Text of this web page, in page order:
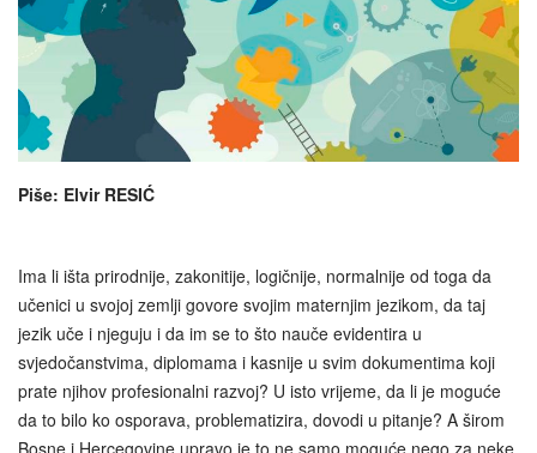
Piše: Elvir RESIĆ
Ima li išta prirodnije, zakonitije, logičnije, normalnije od toga da
učenici u svojoj zemlji govore svojim maternjim jezikom, da taj
jezik uče i njeguju i da im se to što nauče evidentira u
svjedočanstvima, diplomama i kasnije u svim dokumentima koji
prate njihov profesionalni razvoj? U isto vrijeme, da li je moguće
da to bilo ko osporava, problematizira, dovodi u pitanje? A širom